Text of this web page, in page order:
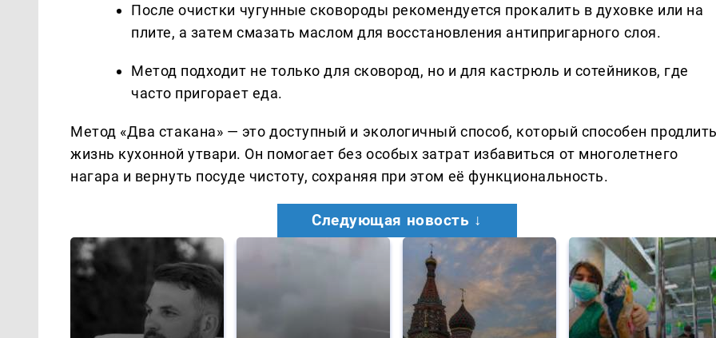
После очистки чугунные сковороды рекомендуется прокалить в духовке или на
плите, а затем смазать маслом для восстановления антипригарного слоя.
Метод подходит не только для сковород, но и для кастрюль и сотейников, где
часто пригорает еда.
Метод «Два стакана» — это доступный и экологичный способ, который способен
жизнь кухонной утвари. Он помогает без особых затрат избавиться от многолетнего
нагара и вернуть посуде чистоту, сохраняя при этом её функциональность.
Следующая новость ↓